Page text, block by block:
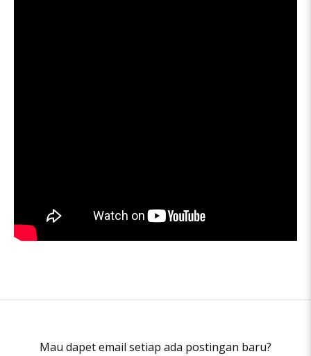
Mau dapet email setiap ada postingan baru?